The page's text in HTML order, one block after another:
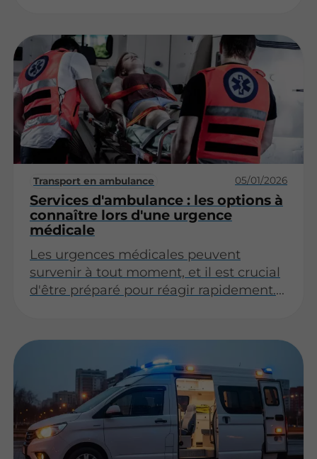
des séances de rééducation ou des
traitements spécifiques, le VSL offre une
alternative à la fois pratique et adaptée.
Cet article explore les différentes
solutions accessibles aux patients
réguliers, en abordant les enjeux liés à
l’organisation, aux coûts et aux
avantages de ce mode de transport.
Transport en ambulance 05/01/2026
Services d'ambulance : les options à
connaître lors d'une urgence
médicale
Les urgences médicales peuvent
survenir à tout moment, et il est crucial
d'être préparé pour réagir rapidement.
urgences, mais il est important de
comprendre les différentes options qui
s'offrent à vous. Cet article a pour
objectif d'explorer ces options, en
abordant les types de services
d'ambulance, les critères de choix et les
démarches à suivre en cas d'urgence.